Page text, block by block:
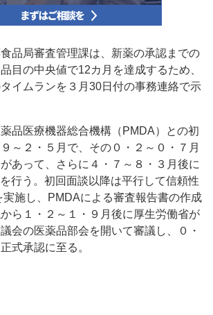
品局審査管理課は、新薬の承認までの
目の中央値で12カ月を達成するため、
イムランを３月30日付の事務連絡で示
品医療機器総合機構（PMDA）との初
～２・５月で、その０・２～０・７月
あって、さらに４・７～８・３月後に
行う。初回面談以降は平行して信頼性
実施し、PMDAによる審査報告書の作成
ら１・２～１・９月後に厚生労働省が
会の医薬品部会を開いて審議し、０・
式承認に至る。